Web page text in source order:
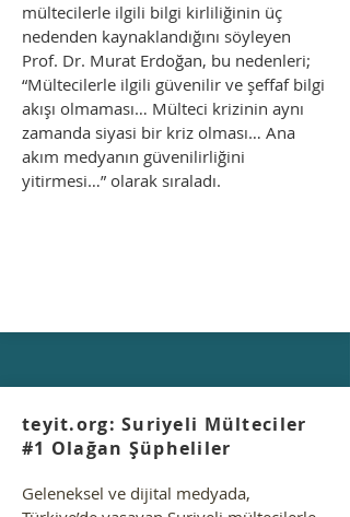
mültecilerle ilgili bilgi kirliliğinin üç
nedenden kaynaklandığını söyleyen
Prof. Dr. Murat Erdoğan, bu nedenleri;
“Mültecilerle ilgili güvenilir ve şeffaf bilgi
akışı olmaması… Mülteci krizinin aynı
zamanda siyasi bir kriz olması… Ana
akım medyanın güvenilirliğini
yitirmesi…” olarak sıraladı.
teyit.org: Suriyeli Mülteciler
#1 Olağan Şüpheliler
Geleneksel ve dijital medyada,